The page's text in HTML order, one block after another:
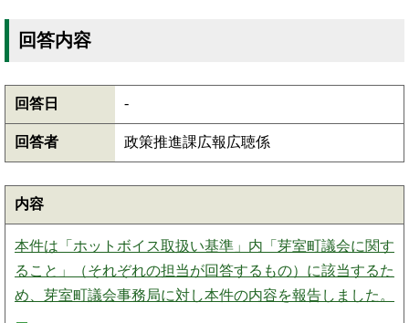
回答内容
回答日 -
回答者 政策推進課広報広聴係
内容
本件は「ホットボイス取扱い基準」内「芽室町議会に関す
ること」（それぞれの担当が回答するもの）に該当するた
め、芽室町議会事務局に対し本件の内容を報告しました。